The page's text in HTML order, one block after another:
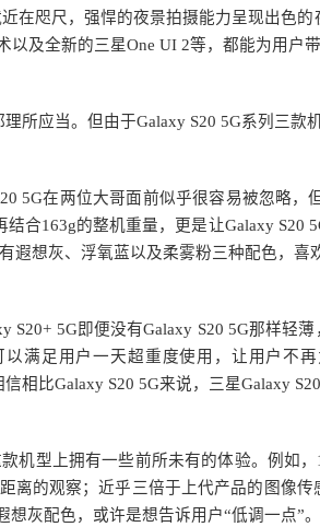
在咫尺，强悍的夜景拍摄能力呈现出色
及全新的三星One UI 2等，都能为用户
应当。但由于Galaxy S20 5G系列三款
5G在两位大哥面前似乎很容易被忽略，
合163g的整机重量，更是让Galaxy S20
想灰、浮氧蓝以及柔雾粉三种配色，喜
5G即便没有Galaxy S20 5G那样轻
满足用户一天超重度使用，让用户不
比Galaxy S20 5G来说，三星Galaxy
机型上拥有一些前所未有的体验。例如
的观察；近乎三倍于上代产品的图像
灰配色，或许是想告诉用户“低调一点”。